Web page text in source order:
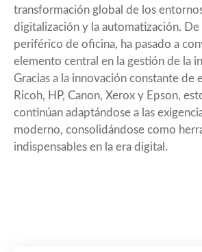
transformación global de los
digitalización y la automatización. De
periférico de oficina, ha pasado a
elemento central en la gestión de la
Gracias a la innovación constante de
Ricoh, HP, Canon, Xerox y Epson,
continúan adaptándose a las
moderno, consolidándose como
indispensables en la era digital.